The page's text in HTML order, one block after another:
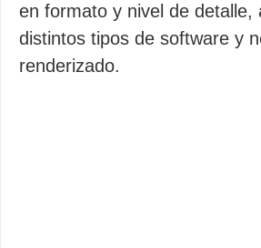
en formato y nivel de detalle,
distintos tipos de software y
renderizado.